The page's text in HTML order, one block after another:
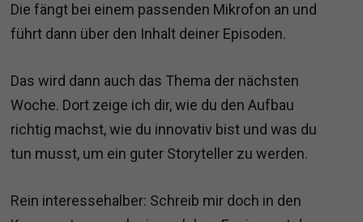
Die fängt bei einem passenden Mikrofon an und
führt dann über den Inhalt deiner Episoden.
Das wird dann auch das Thema der nächsten
Woche. Dort zeige ich dir, wie du den Aufbau
richtig machst, wie du innovativ bist und was du
tun musst, um ein guter Storyteller zu werden.
Rein interessehalber: Schreib mir doch in den